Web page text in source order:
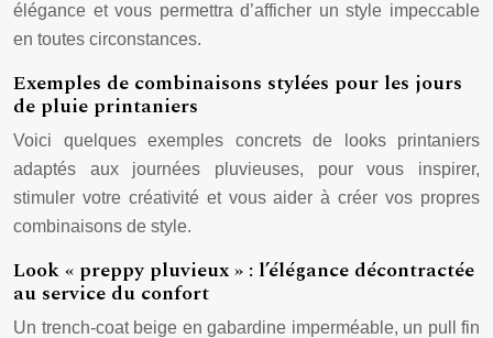
élégance et vous permettra d’afficher un style impeccable
en toutes circonstances.
Exemples de combinaisons stylées pour les jours
de pluie printaniers
Voici quelques exemples concrets de looks printaniers
adaptés aux journées pluvieuses, pour vous inspirer,
stimuler votre créativité et vous aider à créer vos propres
combinaisons de style.
Look « preppy pluvieux » : l’élégance décontractée
au service du confort
Un trench-coat beige en gabardine imperméable, un pull fin